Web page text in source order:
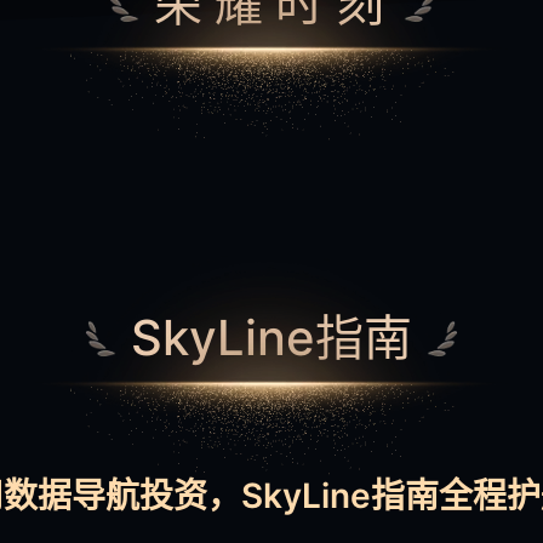
SkyLine指南
据导航投资，SkyLine指南全程